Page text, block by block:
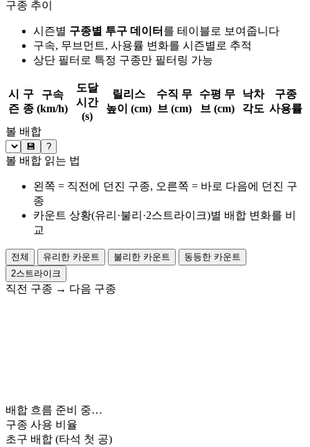
구종 추이
시즌별 구종별 투구 데이터 를 테이블로 보여줍니다
구속, 무브먼트, 사용률 변화를 시즌별로 추적
상단 필터로 특정 구종만 필터링 가능
시
즌
구
종
구속
(km/h)
도달
시간
(s)
릴리스
높이 (cm)
수직 무
브 (cm)
수평 무
브 (cm)
낙차
각도
구종
사용률
볼 배합
💾 ?
볼 배합 읽는 법
왼쪽 = 직전에 던진 구종, 오른쪽 = 바로 다음에 던진 구
종
카운트 상황(유리·불리·2스트라이크)별 배합 변화를 비
교
전체 유리한 카운트 불리한 카운트
동등한 카운트
2스트라이크
직전 구종 → 다음 구종
배합 흐름 준비 중…
구종 사용 비율
초구 배합 (타석 첫 공)